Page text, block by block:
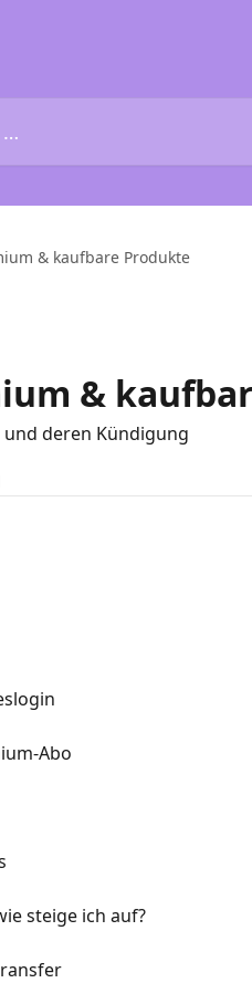
& kaufbare Produkte
&
deren Kündigung
Abo
steige ich auf?